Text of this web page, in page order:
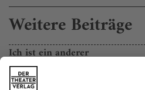
Weitere Beiträge
Ich ist ein anderer
CD des Monats: Abgrundtief
Schuberts «Winterreise» als einen Weg